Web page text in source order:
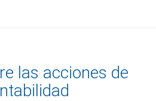
las acciones de